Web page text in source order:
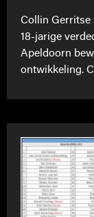
Collin Gerritse
18-jarige
Apeldoorn
ontwikkeling.